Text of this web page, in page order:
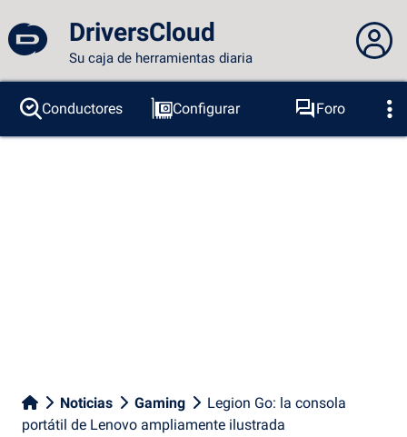
DriversCloud
Su caja de herramientas diaria
No estás conectado...
Acceder al sitio
Conductores Configurar
Foro
Sondas
BSOD Herramientas
Noticias Gaming
Legion Go: la consola
portátil de Lenovo ampliamente ilustrada